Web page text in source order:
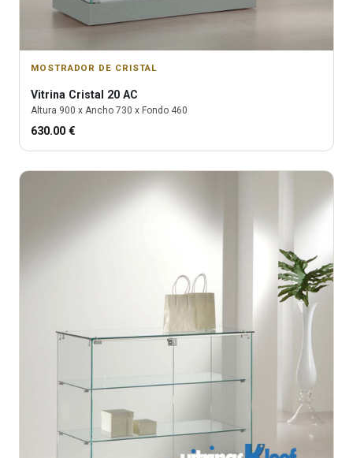
MOSTRADOR DE CRISTAL
Vitrina Cristal 20 AC
Altura 900 x Ancho 730 x Fondo 460
630.00 €